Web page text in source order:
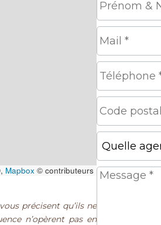
Mapbox © contributeurs
précisent qu’ils ne
n’opèrent pas en